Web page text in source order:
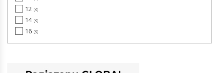
12 8
14 8
16 8